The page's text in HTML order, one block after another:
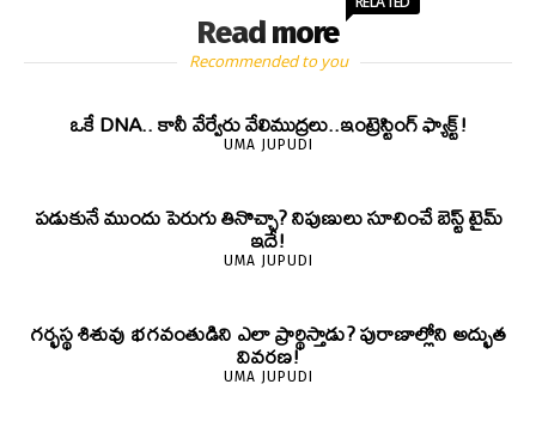
Read more
Recommended to you
ఒకే DNA.. కానీ వేర్వేరు వేలిముద్రలు..ఇంట్రెస్టింగ్ ఫ్యాక్ట్!
UMA JUPUDI
పడుకునే ముందు పెరుగు తినొచ్చా? నిపుణులు సూచించే బెస్ట్ టైమ్
ఇదే!
UMA JUPUDI
గర్భస్థ శిశువు భగవంతుడిని ఎలా ప్రార్థిస్తాడు? పురాణాల్లోని అద్భుత
వివరణ!
UMA JUPUDI